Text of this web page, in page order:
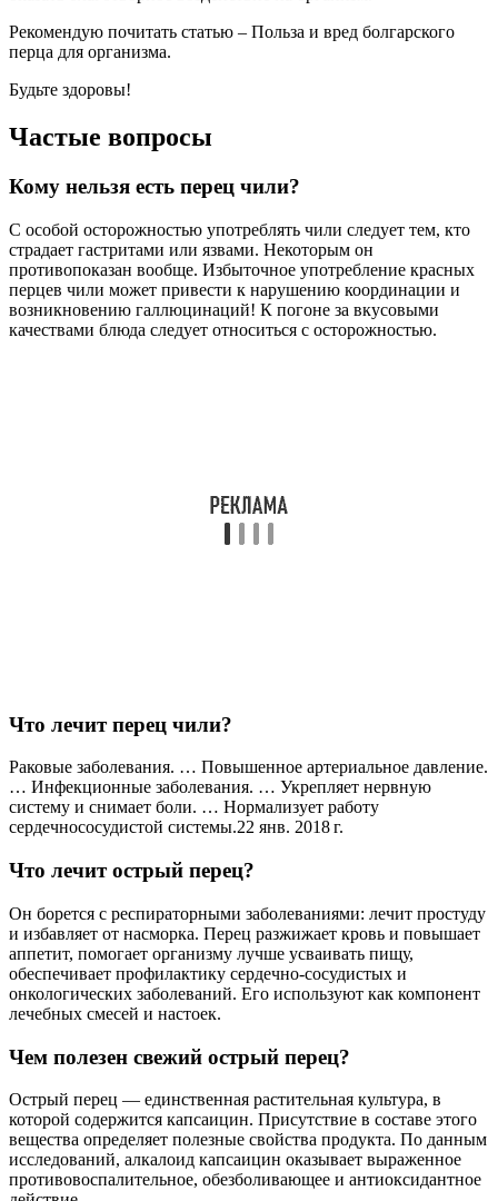
Рекомендую почитать статью – Польза и вред болгарского
перца для организма.
Будьте здоровы!
Частые вопросы
Кому нельзя есть перец чили?
С особой осторожностью употреблять чили следует тем, кто
страдает гастритами или язвами. Некоторым он
противопоказан вообще. Избыточное употребление красных
перцев чили может привести к нарушению координации и
возникновению галлюцинаций! К погоне за вкусовыми
качествами блюда следует относиться с осторожностью.
Что лечит перец чили?
Раковые заболевания. … Повышенное артериальное давление.
… Инфекционные заболевания. … Укрепляет нервную
систему и снимает боли. … Нормализует работу
сердечнососудистой системы.22 янв. 2018 г.
Что лечит острый перец?
Он борется с респираторными заболеваниями: лечит простуду
и избавляет от насморка. Перец разжижает кровь и повышает
аппетит, помогает организму лучше усваивать пищу,
обеспечивает профилактику сердечно-сосудистых и
онкологических заболеваний. Его используют как компонент
лечебных смесей и настоек.
Чем полезен свежий острый перец?
Острый перец — единственная растительная культура, в
которой содержится капсаицин. Присутствие в составе этого
вещества определяет полезные свойства продукта. По данным
исследований, алкалоид капсаицин оказывает выраженное
противовоспалительное, обезболивающее и антиоксидантное